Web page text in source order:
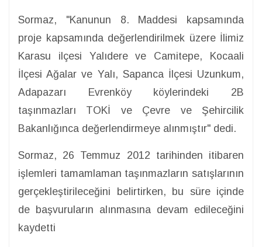
Sormaz, "Kanunun 8. Maddesi kapsamında
proje kapsamında değerlendirilmek üzere İlimiz
Karasu ilçesi Yalıdere ve Camitepe, Kocaali
İlçesi Ağalar ve Yalı, Sapanca İlçesi Uzunkum,
Adapazarı Evrenköy köylerindeki 2B
taşınmazları TOKİ ve Çevre ve Şehircilik
Bakanlığınca değerlendirmeye alınmıştır" dedi.
Sormaz, 26 Temmuz 2012 tarihinden itibaren
işlemleri tamamlaman taşınmazların satışlarının
gerçekleştirileceğini belirtirken, bu süre içinde
de başvuruların alınmasına devam edileceğini
kaydetti